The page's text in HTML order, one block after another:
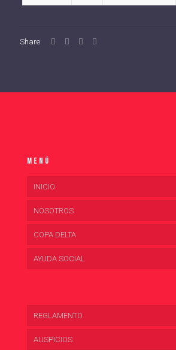
Share
Menú
INICIO
NOSOTROS
COPA DELTA
AYUDA SOCIAL
REGLAMENTO
AUSPICIOS